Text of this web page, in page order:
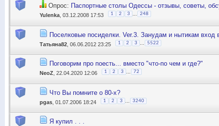
Опрос: Паспортные столы Одессы - отзывы, советы,
Yulenka , 03.12.2008 17:53 1 2 3 248
Поселковые посиделки. Ver.3. Занудам и нытикам вход
Татьяна82 , 06.06.2012 23:25 1 2 3 5522
Поговорим про поесть... вместо "что-по чем и где?"
NeoZ , 22.04.2020 12:06 1 2 3 72
Что Вы помните о 80-х?
pgas , 01.07.2006 18:24 1 2 3 3240
Я купил . . .